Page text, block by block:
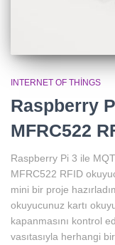
INTERNET OF THINGS
Raspberry
MFRC522
Raspberry Pi 3 ile
MFRC522 RFID
mini bir proje
okuyucunuz kartı
kapanmasını kontrol
vasıtasıyla herhangi bir